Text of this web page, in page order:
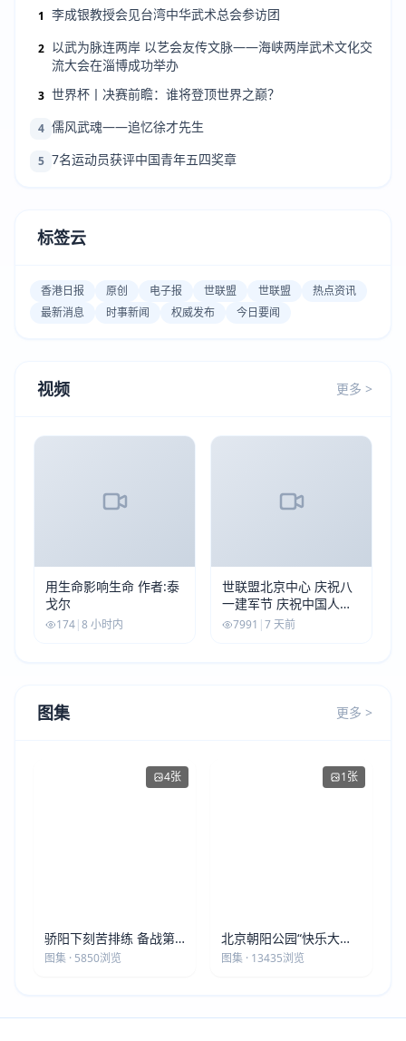
1 李成银教授会见台湾中华武术总会参访团
2 以武为脉连两岸 以艺会友传文脉——海峡两岸武术文化交
流大会在淄博成功举办
3 世界杯丨决赛前瞻：谁将登顶世界之巅？
4 儒风武魂——追忆徐才先生
5 7名运动员获评中国青年五四奖章
标签云
香港日报 原创 电子报 世联盟 世联盟
热点资讯
最新消息
时事新闻 权威发布 今日要闻
视频 更多 >
用生命影响生命 作者:泰
戈尔
174 8 小时内
世联盟北京中心 庆祝八
一建军节 庆祝中国人民
解放军建军99周年
7991 7 天前
图集 更多 >
4张
骄阳下刻苦排练 备战第
五届莫斯科世界大健康运
图集 · 5850浏览
1张
北京朝阳公园“快乐大本
营”建党105周年庆祝活动
图集 · 13435浏览